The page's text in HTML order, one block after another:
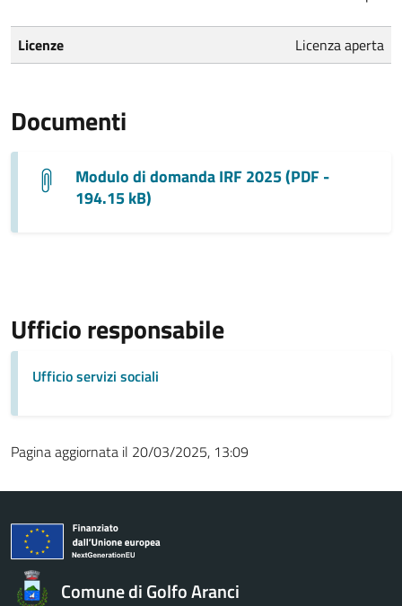
Licenze Licenza aperta
Documenti
Modulo di domanda IRF 2025 (PDF -
194.15 kB)
Ufficio responsabile
Ufficio servizi sociali
Pagina aggiornata il 20/03/2025, 13:09
Comune di Golfo Aranci